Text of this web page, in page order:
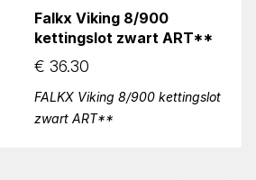
Falkx Viking 8/900
kettingslot zwart ART**
€ 36.30
FALKX Viking 8/900 kettingslot
zwart ART**